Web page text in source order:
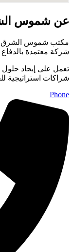
عن شموس
مكتب شموس الشرق
شركة معتمدة بالدفاع
تعمل على إيجاد حلول
شراكات استراتيجية
Phone